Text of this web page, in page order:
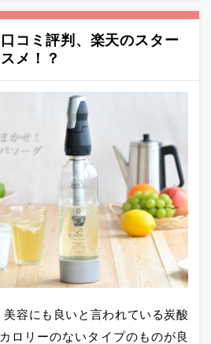
コミ評判、楽天のスター
メ！？
容にも良いと言われている炭酸
ロリーのないタイプのものが良